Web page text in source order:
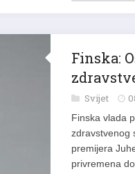
Finska:
Svijet
Finska vlada
zdravstvenog
premijera
privremena